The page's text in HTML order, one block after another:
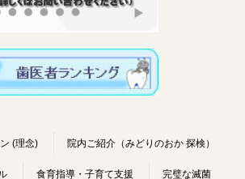
(理念) 院内ご紹介（みどりのおか 探検）
食育指導・子育て支援 完璧な滅菌